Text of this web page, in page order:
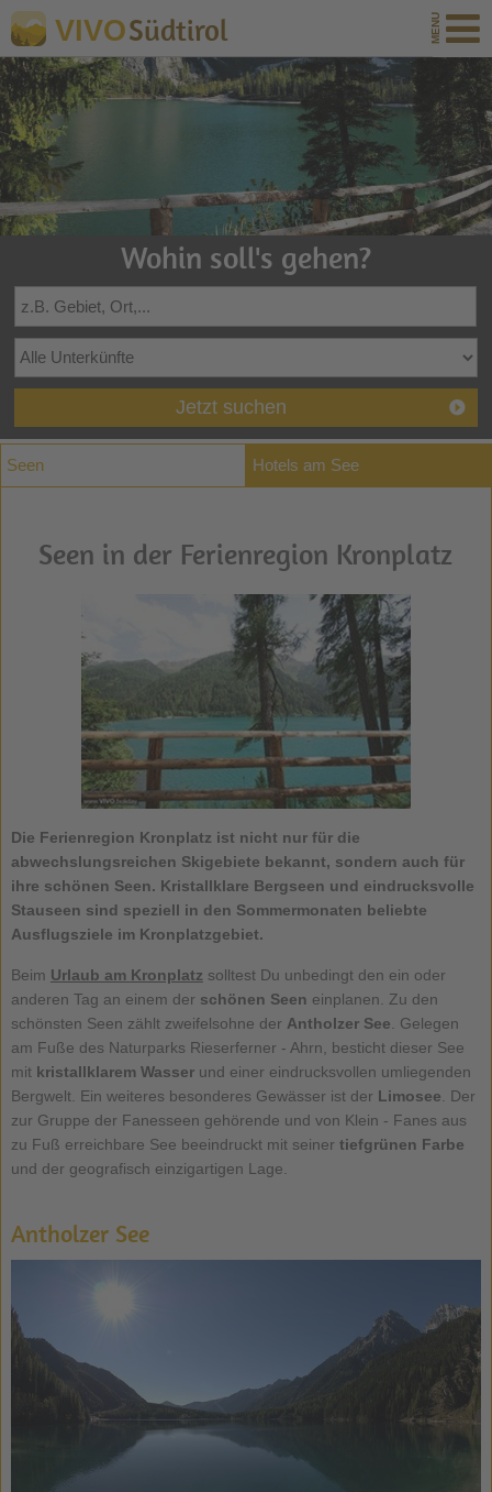
VIVOSüdtirol
Wohin soll's gehen?
Jetzt suchen
Seen Hotels am See
Seen in der Ferienregion Kronplatz
Die Ferienregion Kronplatz ist nicht nur für die
abwechslungsreichen Skigebiete bekannt, sondern auch für
ihre schönen Seen. Kristallklare Bergseen und eindrucksvolle
Stauseen sind speziell in den Sommermonaten beliebte
Ausflugsziele im Kronplatzgebiet.
Beim Urlaub am Kronplatz solltest Du unbedingt den ein oder
anderen Tag an einem der schönen Seen einplanen. Zu den
schönsten Seen zählt zweifelsohne der Antholzer See . Gelegen
am Fuße des Naturparks Rieserferner - Ahrn, besticht dieser See
mit kristallklarem Wasserund einer eindrucksvollen umliegenden
Bergwelt. Ein weiteres besonderes Gewässer ist der Limosee . Der
zur Gruppe der Fanesseen gehörende und von Klein - Fanes aus
zu Fuß erreichbare See beeindruckt mit seiner tiefgrünen Farbe
und der geografisch einzigartigen Lage.
Antholzer See